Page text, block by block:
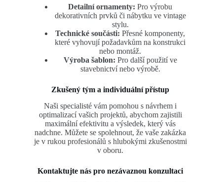
Detailní ornamenty: Pro výrobu
dekorativních prvků či nábytku ve vintage
stylu.
Technické součásti: Přesné komponenty,
které vyhovují požadavkům na konstrukci
nebo montáž.
Výroba šablon: Pro další použití ve
stavebnictví nebo výrobě.
Zkušený tým a individuální přístup
Naši specialisté vám pomohou s návrhem i
optimalizací vašich projektů, abychom zajistili
maximální efektivitu a výsledek, který vás
nadchne. Můžete se spolehnout, že vaše zakázka
je v rukou profesionálů s hlubokými zkušenostmi
v oboru.
Kontaktujte nás pro nezávaznou konzultaci